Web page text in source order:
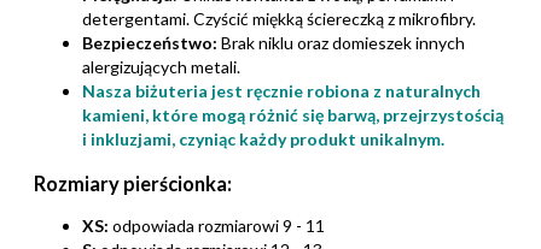
detergentami. Czyścić miękką ściereczką z mikrofibry.
Bezpieczeństwo: Brak niklu oraz domieszek innych
alergizujących metali.
Nasza biżuteria jest ręcznie robiona z naturalnych
kamieni, które mogą różnić się barwą, przejrzystością
i inkluzjami, czyniąc każdy produkt unikalnym.
Rozmiary pierścionka:
XS: odpowiada rozmiarowi 9 - 11